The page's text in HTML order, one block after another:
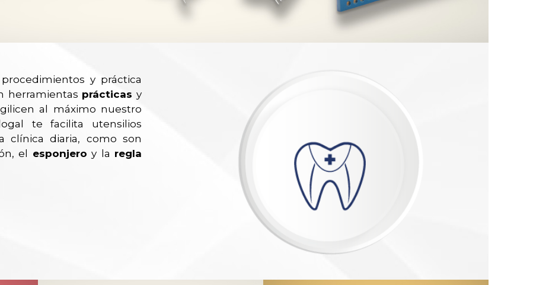
y práctica
herramientas prácticas y
al máximo nuestro
te facilita utensilios
clínica diaria, como son
el esponjero y la regla